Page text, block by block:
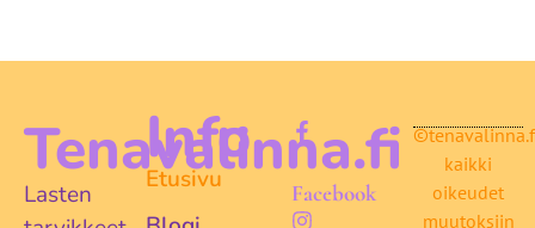
Tenavalinna.fi
Lasten
Info
Etusivu
Facebook
kaikki
oikeudet
muutoksiin